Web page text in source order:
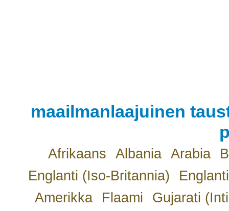
maailmanlaajuinen
Afrikaans Albania Arabia
Englanti (Iso-Britannia)
Amerikka
Flaami
Gujarati